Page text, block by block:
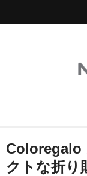
ブランド別
Hush Puppies
Coloregalo
クトな折り